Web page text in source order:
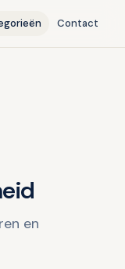
Contact
en